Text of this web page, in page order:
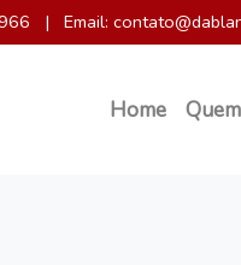
| Email:
Home